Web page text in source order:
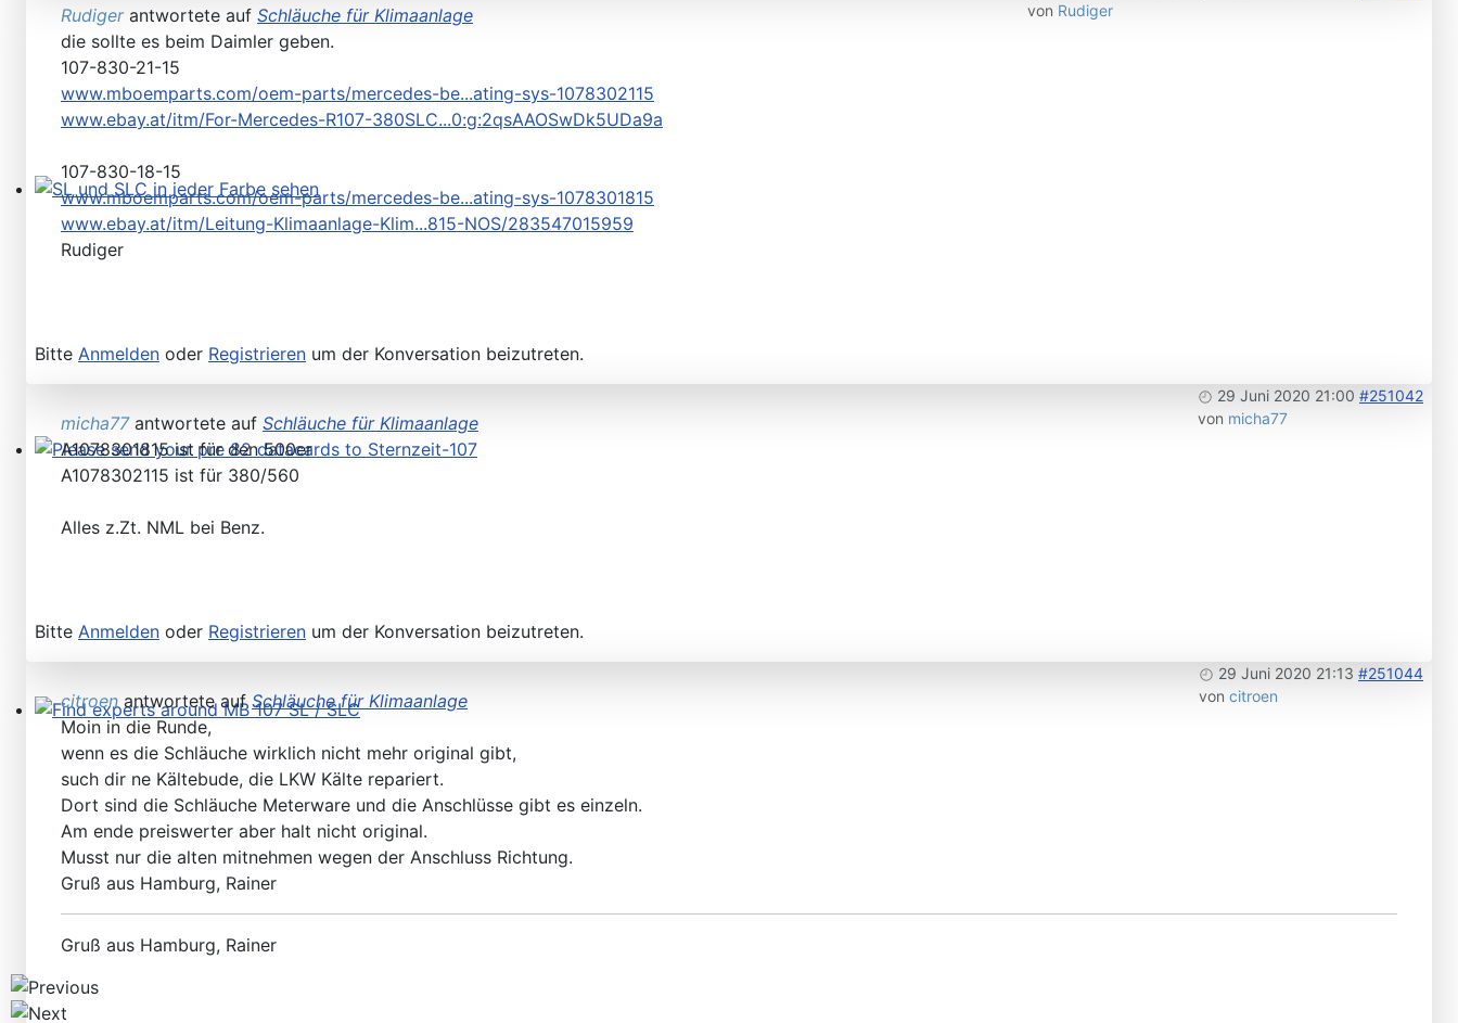
SL und SLC in jeder Farbe sehen
Please send your pre 82 datacards to Sternzeit-107
Find experts around MB 107 SL / SLC
von Rudiger
Rudigerantwortete auf Schläuche für Klimaanlage
die sollte es beim Daimler geben.
107-830-21-15
www.mboemparts.com/oem-parts/mercedes-be...ating-sys-1078302115
www.ebay.at/itm/For-Mercedes-R107-380SLC...0:g:2qsAAOSwDk5UDa9a
107-830-18-15
www.mboemparts.com/oem-parts/mercedes-be...ating-sys-1078301815
www.ebay.at/itm/Leitung-Klimaanlage-Klim...815-NOS/283547015959
Rudiger
Bitte Anmelden oder Registrieren um der Konversation beizutreten.
29 Juni 2020 21:00 #251042
von micha77
micha77antwortete auf Schläuche für Klimaanlage
A1078301815 ist für den 500er
A1078302115 ist für 380/560
Alles z.Zt. NML bei Benz.
Bitte Anmelden oder Registrieren um der Konversation beizutreten.
29 Juni 2020 21:13 #251044
von citroen
citroenantwortete aufSchläuche für Klimaanlage
Moin in die Runde,
wenn es die Schläuche wirklich nicht mehr original gibt,
such dir ne Kältebude, die LKW Kälte repariert.
Dort sind die Schläuche Meterware und die Anschlüsse gibt es einzeln.
Am ende preiswerter aber halt nicht original.
Musst nur die alten mitnehmen wegen der Anschluss Richtung.
Gruß aus Hamburg, Rainer
Gruß aus Hamburg, Rainer